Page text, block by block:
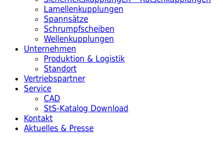
Lamellenkupplungen
Spannsätze
Schrumpfscheiben
Wellenkupplungen
Unternehmen
Produktion & Logistik
Standort
Vertriebspartner
Service
CAD
StS-Katalog Download
Kontakt
Aktuelles & Presse